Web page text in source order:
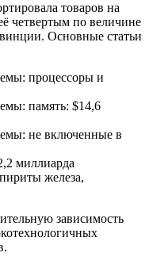
товаров на
четвертым по величине
Основные статьи
процессоры и
память: $14,6
не включенные в
миллиарда
железа,
зависимость